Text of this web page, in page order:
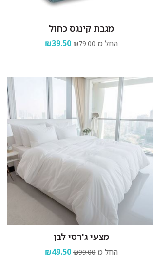
מגבת קינגס כחול
החל מ ₪79.00
₪39.50
מצעי ג'רסי לבן
החל מ ₪99.00
₪49.50